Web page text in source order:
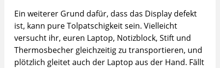
Ein weiterer Grund dafür, dass das Display defekt
ist, kann pure Tolpatschigkeit sein. Vielleicht
versucht ihr, euren Laptop, Notizblock, Stift und
Thermosbecher gleichzeitig zu transportieren, und
plötzlich gleitet auch der Laptop aus der Hand. Fällt